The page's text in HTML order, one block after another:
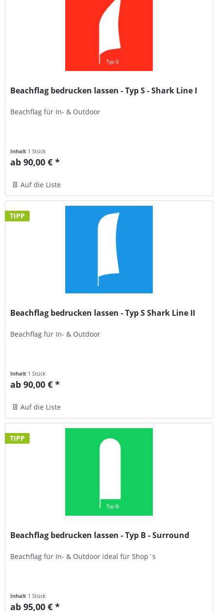
Beachflag bedrucken lassen - Typ S - Shark Line I
Beachflag für In- & Outdoor
Inhalt 1 Stück
ab 90,00 € *
Auf die Liste
TIPP
Beachflag bedrucken lassen - Typ S Shark Line II
Beachflag für In- & Outdoor
Inhalt 1 Stück
ab 90,00 € *
Auf die Liste
TIPP
Beachflag bedrucken lassen - Typ B - Surround
Beachflag für In- & Outdoor ideal für Shop`s
Inhalt 1 Stück
ab 95,00 € *